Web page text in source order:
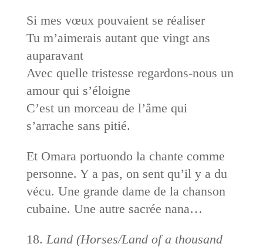
Si mes vœux pouvaient se réaliser
Tu m’aimerais autant que vingt ans
auparavant
Avec quelle tristesse regardons-nous un
amour qui s’éloigne
C’est un morceau de l’âme qui
s’arrache sans pitié.
Et Omara portuondo la chante comme
personne. Y a pas, on sent qu’il y a du
vécu. Une grande dame de la chanson
cubaine. Une autre sacrée nana…
18. Land (Horses/Land of a thousand